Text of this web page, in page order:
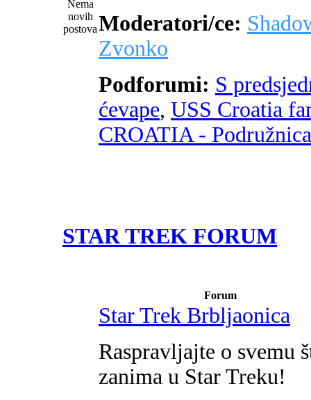
Moderatori/ce:
Zvonko
Podforumi: S
ćevape, USS Croatia
CROATIA -
STAR TREK FORUM
Forum
Star Trek Brbljaonica
Raspravljajte o svemu
zanima u Star Treku!